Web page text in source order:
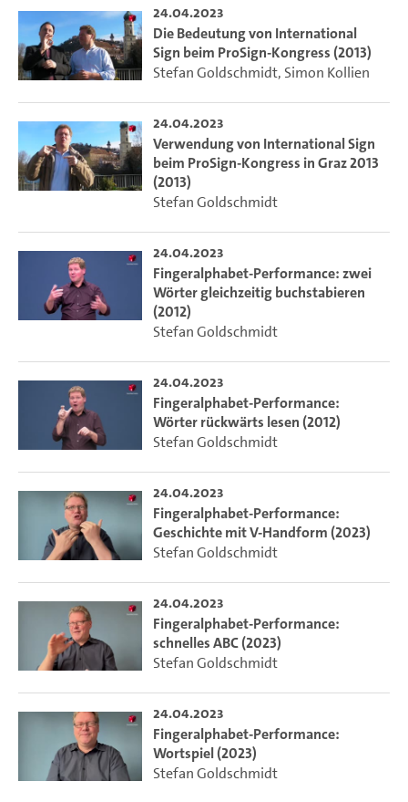
24.04.2023
Die Bedeutung von International
Sign beim ProSign-Kongress (2013)
Stefan Goldschmidt, Simon Kollien
24.04.2023
Verwendung von International Sign
beim ProSign-Kongress in Graz 2013
(2013)
Stefan Goldschmidt
24.04.2023
Fingeralphabet-Performance: zwei
Wörter gleichzeitig buchstabieren
(2012)
Stefan Goldschmidt
24.04.2023
Fingeralphabet-Performance:
Wörter rückwärts lesen (2012)
Stefan Goldschmidt
24.04.2023
Fingeralphabet-Performance:
Geschichte mit V-Handform (2023)
Stefan Goldschmidt
24.04.2023
Fingeralphabet-Performance:
schnelles ABC (2023)
Stefan Goldschmidt
24.04.2023
Fingeralphabet-Performance:
Wortspiel (2023)
Stefan Goldschmidt